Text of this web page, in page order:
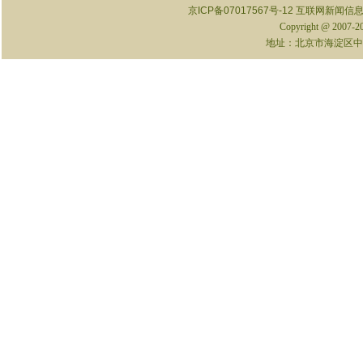
京ICP备07017567号-12 互联网新闻信
Copyright @ 2007-
地址：北京市海淀区